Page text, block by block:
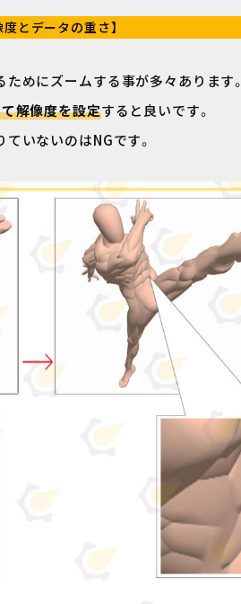
とデータの重さ】
めにズームする事が多々あります。
解像度を設定すると良いです。
いないのはNGです。